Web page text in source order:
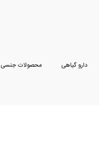
دارو گیاهی محصولات جنسی